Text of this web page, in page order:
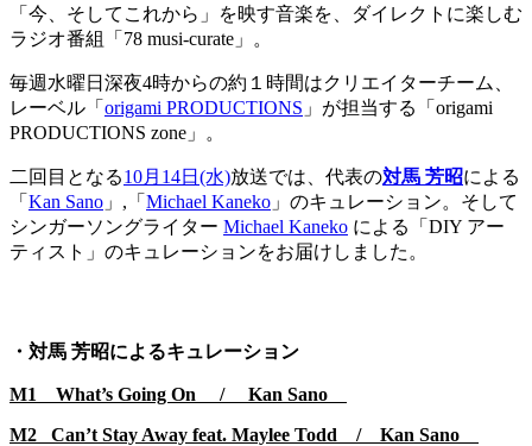
「今、そしてこれから」を映す音楽を、ダイレクトに楽しむ
ラジオ番組「78 musi-curate」。
毎週水曜日深夜4時からの約１時間はクリエイターチーム、
レーベル「 origami PRODUCTIONS 」が担当する「origami
PRODUCTIONS zone」。
二回目となる10月14日(水)放送では、代表の対馬 芳昭による
「 Kan Sano 」,「 Michael Kaneko 」のキュレーション。そして
シンガーソングライター Michael Kaneko による「DIY アー
ティスト」のキュレーションをお届けしました。
・対馬 芳昭によるキュレーション
M1 What’s Going On / Kan Sano
M2 Can’t Stay Away feat. Maylee Todd / Kan Sano